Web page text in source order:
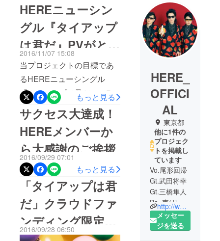
HEREニューシン
グル『タイアップ
は君だ』PVがと
うとう完成！！
2016/11/07 15:08
当プロジェクトの目標であ
るHEREニューシングル
『タイアップは君だ』のPV
がとうとう完成発表となり
ました！ このプロジェクト
にご賛同頂いた全てのご支
援者様、いつもHEREを応
援してくださる全ての皆様
にHEREメンバー一同より
心より感謝申し上げます。
そしてストレッチゴールと
して来年発売のワンコイン
シングル、都内での開催と
もっと見る
サクセス大達成！
HEREメンバーか
ら大感謝のご挨拶
2016/09/29 07:01
もっと見る
「タイアップは君
だ」クラウドファ
ンディング限定版
2016/09/28 06:50
HERE_
OFFICI
AL
東京都
他に1件の
プロジェク
トを掲載し
ています
Vo.尾形回帰
Gt.武田将幸
Gt.三橋隼人
Ba. 壱(サ
ポート)Dr.
ユージ・レ
http://www.here-web.com/
メッセー
ジを送る